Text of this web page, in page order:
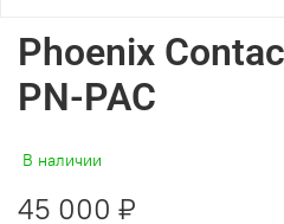
Phoenix
PN-PAC
В наличии
45 000 ₽